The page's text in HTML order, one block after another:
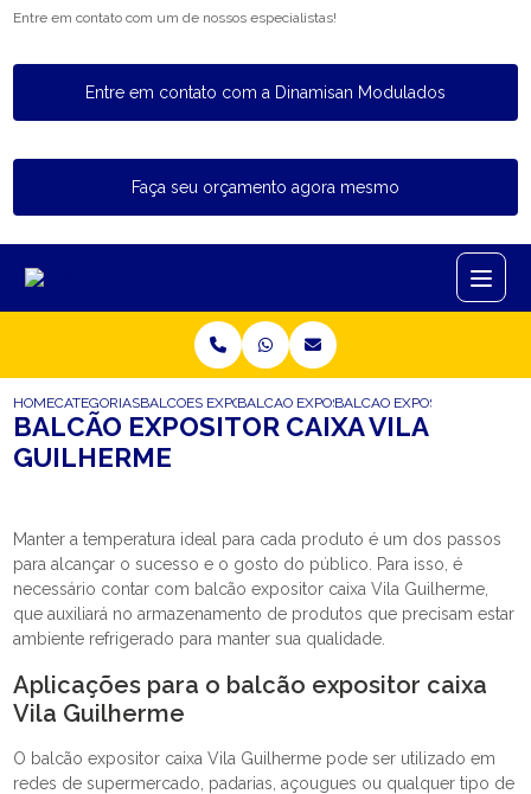
Entre em contato com um de nossos especialistas!
Entre em contato com a Dinamisan Modulados
Faça seu orçamento agora mesmo
HOMECATEGORIASBALCOES EXPOSITORESBALCAO EXPOSITOR REFRIGERADO
BALCAO EXPOSITOR CAIXA
BALCÃO EXPOSITOR CAIXA VILA
GUILHERME
Manter a temperatura ideal para cada produto é um dos passos
para alcançar o sucesso e o gosto do público. Para isso, é
necessário contar com balcão expositor caixa Vila Guilherme,
que auxiliará no armazenamento de produtos que precisam estar
ambiente refrigerado para manter sua qualidade.
Aplicações para o balcão expositor caixa
Vila Guilherme
O balcão expositor caixa Vila Guilherme pode ser utilizado em
redes de supermercado, padarias, açougues ou qualquer tipo de